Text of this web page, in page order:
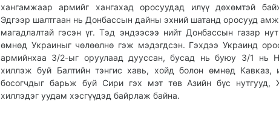
хангамжаар армийг хангахад оросуудад илүү дөхөмтэй
Эдгээр шалтгаан нь Донбассын дайны эхний шатанд оросууд
магадлалтай гэсэн үг. Тэд эндээсээ нийт Донбассын газар
өмнөд Украиныг чөлөөлнө гэж мэдэгдсэн. Гэхдээ Украинд
армийнхаа 3/2-ыг оруулаад дууссан, бусад нь буюу 3/1 нь
хиллэж буй Балтийн тэнгис хавь, хойд болон өмнөд Кавказ,
босогчдыг барьж буй Сири гэх мэт төв Азийн бүс нутгууд,
хиллэдэг уудам хэсгүүдэд байрлаж байна.